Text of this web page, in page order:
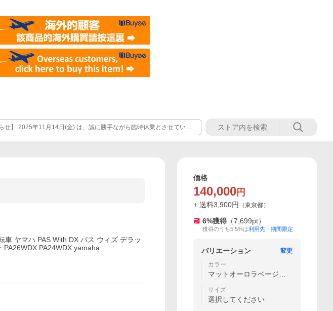
せ】 2025年11月14日(金) は、誠に勝手ながら臨時休業とさせていた
ルの送信、商品の発送は11月17日(月)午前11時より順次対応させて
車 ヤマハ PAS With DX パス ウィズ デラッ
PA26WDX PA24WDX yamaha
価格
140,000 円
+ 送料3,900円 （東京都）
6%獲得 （7,699pt）
獲得のうち5.5%は利用先・期間限定
バリエーション
変更
カラー
マットオーロラベージュ
サイズ
選択してください